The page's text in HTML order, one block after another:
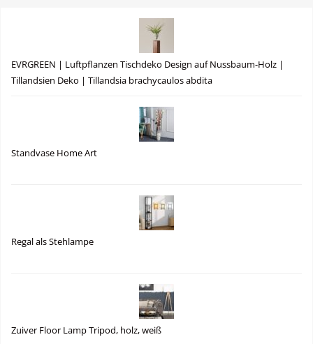
EVRGREEN | Luftpflanzen Tischdeko Design auf Nussbaum-Holz |
Tillandsien Deko | Tillandsia brachycaulos abdita
Standvase Home Art
Regal als Stehlampe
Zuiver Floor Lamp Tripod, holz, weiß